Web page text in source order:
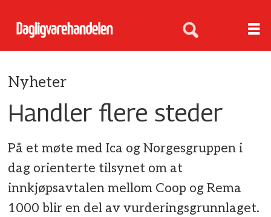
Nyheter
Handler flere steder
På et møte med Ica og Norgesgruppen i
dag orienterte tilsynet om at
innkjøpsavtalen mellom Coop og Rema
1000 blir en del av vurderingsgrunnlaget.